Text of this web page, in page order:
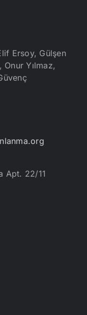
Ersoy, Gülşen
Yılmaz,
Apt. 22/11